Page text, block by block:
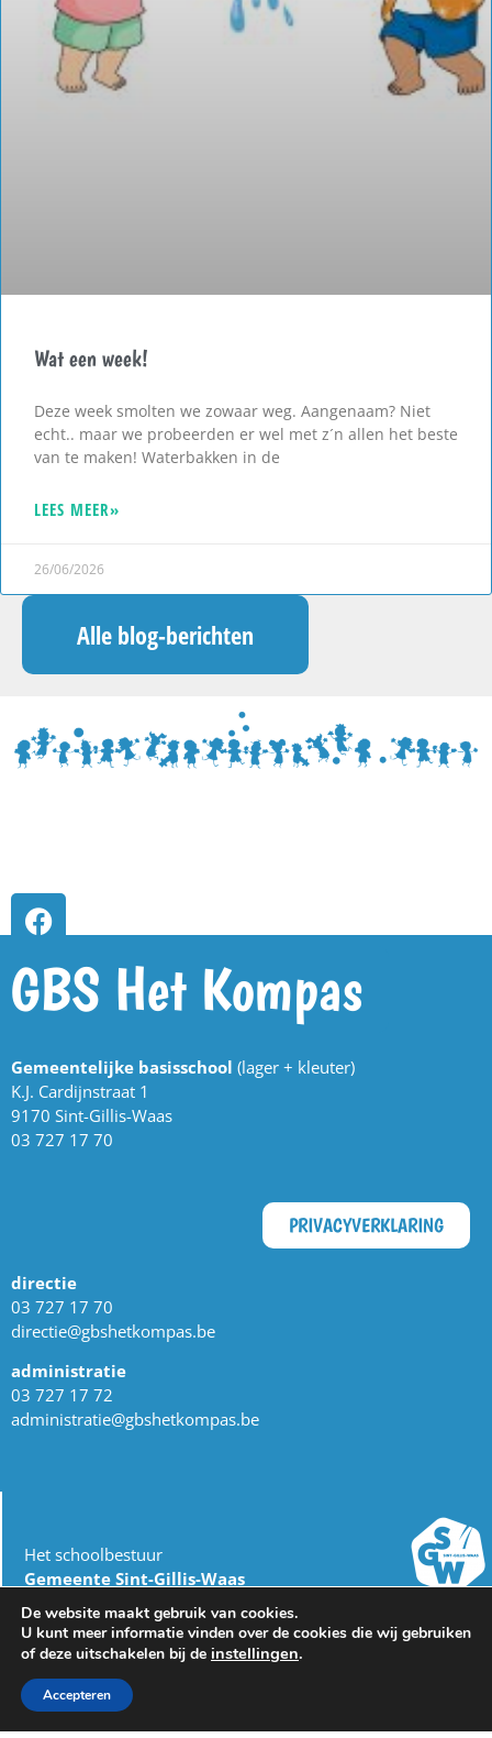
Wat een week!
Deze week smolten we zowaar weg. Aangenaam? Niet
echt.. maar we probeerden er wel met z´n allen het beste
van te maken! Waterbakken in de
LEES MEER»
26/06/2026
Alle blog-berichten
GBS Het Kompas
Gemeentelijke basisschool (lager + kleuter)
K.J. Cardijnstraat 1
9170 Sint-Gillis-Waas
03 727 17 70
PRIVACYVERKLARING
directie
03 727 17 70
directie@gbshetkompas.be
administratie
03 727 17 72
administratie@gbshetkompas.be
Het schoolbestuur
Gemeente Sint-Gillis-Waas
dienst Onderwijs
Burgemeester Omer De Meyplein 1
9170 Sint-Gillis-Waas
03 727 17 00
onderwijs@sint-gillis-waas.be
De website maakt gebruik van cookies.
U kunt meer informatie vinden over de cookies die wij gebruiken
of deze uitschakelen bij de instellingen.
Accepteren